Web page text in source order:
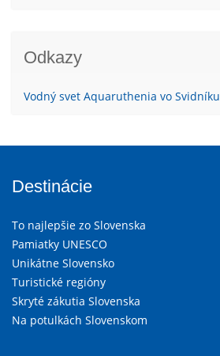
Odkazy
Vodný svet Aquaruthenia vo Svidníku
Destinácie
To najlepšie zo Slovenska
Pamiatky UNESCO
Unikátne Slovensko
Turistické regióny
Skryté zákutia Slovenska
Na potulkách Slovenskom